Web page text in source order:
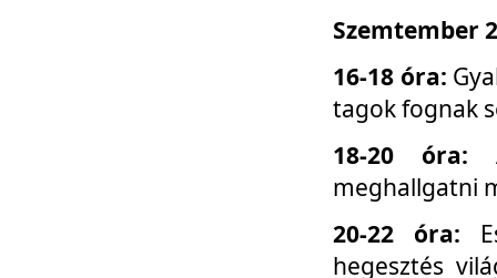
Szemtember
16-18 óra:
tagok fognak
18-20 óra:
meghallgatni
20-22 óra:
hegesztés